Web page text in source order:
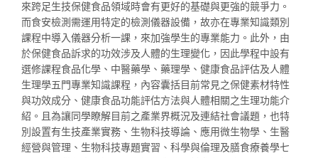
來跨足生技保健食品領域時會有更好的基礎與更強的競爭力。
而食安檢測需運用特定的檢測儀器設備，故亦在專業知識類別
課程中導入儀器分析一課，來加強學生的專業能力。此外，由
於保健食品訴求的功效涉及人體的生理變化，因此學程中設有
選修課程食品化學、中醫藥學、藥理學、健康食品評估及人體
生理學五門專業知識課程，內容囊括目前常見之保健素材特性
與功效成分、健康食品功能評估方法與人體相關之生理功能介
紹。且為讓同學瞭解目前之產業界概況及連結社會議題，也特
別設置有生技產業實務、生物科技導論、應用微生物學、生醫
經營與管理、生物科技專題實習、科學與倫理及膳食療養學七